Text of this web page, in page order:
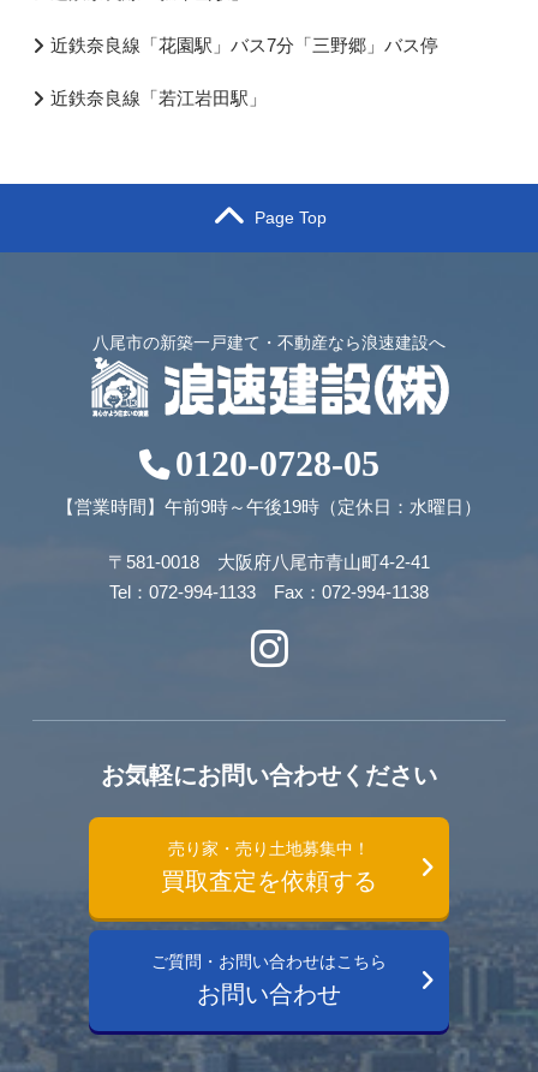
近鉄奈良線「花園駅」バス7分「三野郷」バス停
近鉄奈良線「若江岩田駅」
Page Top
八尾市の新築一戸建て・不動産なら浪速建設へ
0120-0728-05
【営業時間】午前9時～午後19時（定休日：水曜日）
〒581-0018 大阪府八尾市青山町4-2-41
Tel：072-994-1133 Fax：072-994-1138
お気軽にお問い合わせください
売り家・売り土地募集中！
買取査定を依頼する
ご質問・お問い合わせはこちら
お問い合わせ